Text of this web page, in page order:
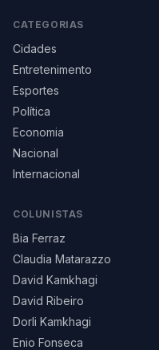
CATEGORIAS
Cidades
Entretenimento
Esportes
Política
Economia
Nacional
Internacional
COLUNISTAS
Bia Ferraz
Claudia Matarazzo
David Kamkhagi
David Ribeiro
Dorli Kamkhagi
Enio Fonseca